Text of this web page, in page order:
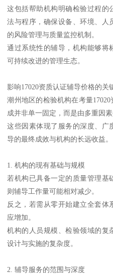
这包括帮助机构明确检验过程的
法与程序，确保设备、环境、人
的风险管理与质量监控机制。
通过系统性的辅导，机构能够将
可持续改进的管理生态。
影响17020资质认证辅导价格的关
潮州地区的检验机构在考量
成并非单一固定，而是由多重因素
这些因素体现了服务的深度、广
导的最终成效与机构的长远收益。
1. 机构的现有基础与规模
若机构已具备一定的质量管理基
则辅导工作量可能相对减少。
反之，若需从零开始建立全套体
应增加。
机构的人员规模、检验领域的复
设计与实施的复杂度。
2. 辅导服务的范围与深度